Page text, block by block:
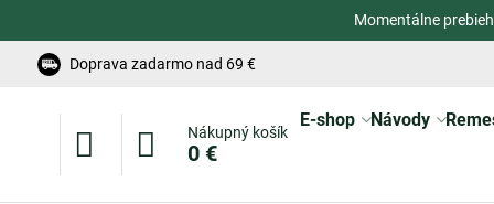
Momentálne
Doprava zadarmo nad 69 €
Nákupný košík
0 €
E-shop Návody